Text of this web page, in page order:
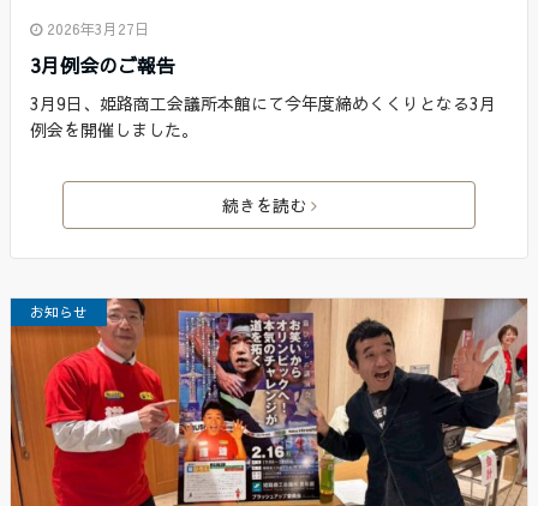
2026年3月27日
3月例会のご報告
3月9日、姫路商工会議所本館にて今年度締めくくりとなる3月
例会を開催しました。
続きを読む
お知らせ